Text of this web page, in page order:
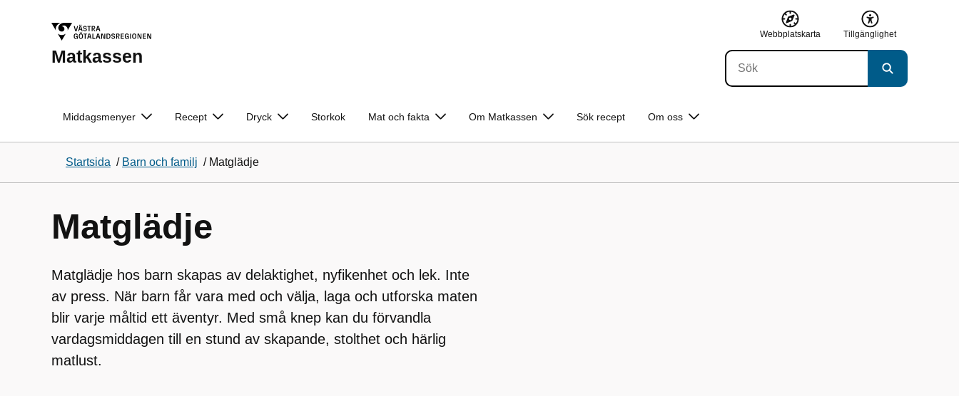
Matkassen
Webbplatskarta Tillgänglighet
Middagsmenyer Recept Dryck Storkok Mat och fakta Om Matkassen Sök recept Om oss
Startsida / Barn och familj / Matglädje
Matglädje
Matglädje hos barn skapas av delaktighet, nyfikenhet och lek. Inte
av press. När barn får vara med och välja, laga och utforska maten
blir varje måltid ett äventyr. Med små knep kan du förvandla
vardagsmiddagen till en stund av skapande, stolthet och härlig
matlust.